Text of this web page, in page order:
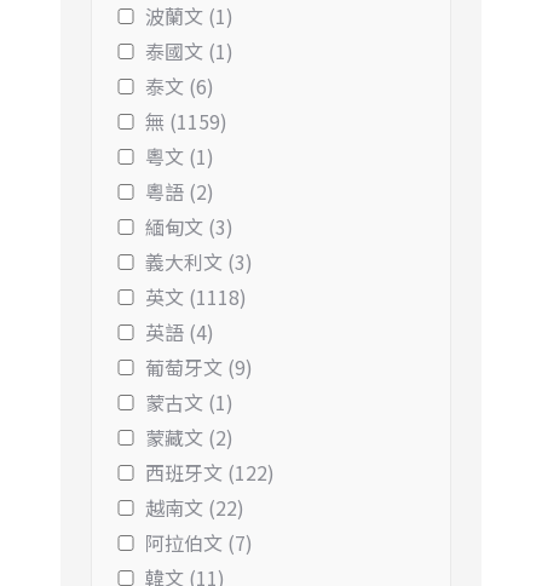
波蘭文 (1)
泰國文 (1)
泰文 (6)
無 (1159)
粵文 (1)
粵語 (2)
緬甸文 (3)
義大利文 (3)
英文 (1118)
英語 (4)
葡萄牙文 (9)
蒙古文 (1)
蒙藏文 (2)
西班牙文 (122)
越南文 (22)
阿拉伯文 (7)
韓文 (11)